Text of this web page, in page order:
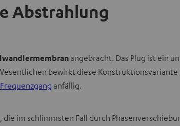
Abstrahlung
angebracht. Das Plug ist ein
bewirkt diese
Frequenzgang anfällig.
im schlimmsten Fall durch